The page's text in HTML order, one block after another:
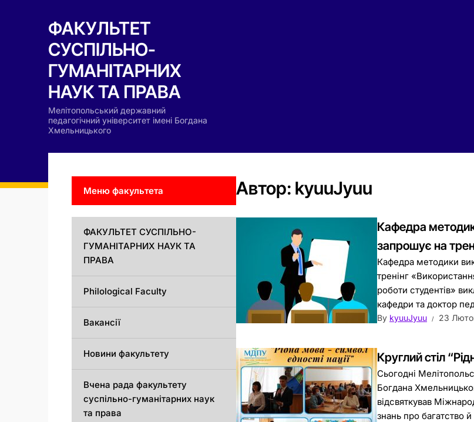
ФАКУЛЬТЕТ
СУСПІЛЬНО-
ГУМАНІТАРНИХ
НАУК ТА ПРАВА
Мелітопольський державний
педагогічний університет імені Богдана
Хмельницького
Автор: kyuuJyuu
Кафедра
запрошує на
Кафедра методики
тренінг
роботи студентів»
кафедри та доктор
By kyuuJyuu 23
Круглий стіл
Сьогодні
Богдана
відсвяткував
знань про багатство й
Меню факультета
ФАКУЛЬТЕТ СУСПІЛЬНО-
ГУМАНІТАРНИХ НАУК ТА
ПРАВА
Philological Faculty
Вакансії
Новини факультету
Вчена рада факультету
суспільно-гуманітарних наук
та права